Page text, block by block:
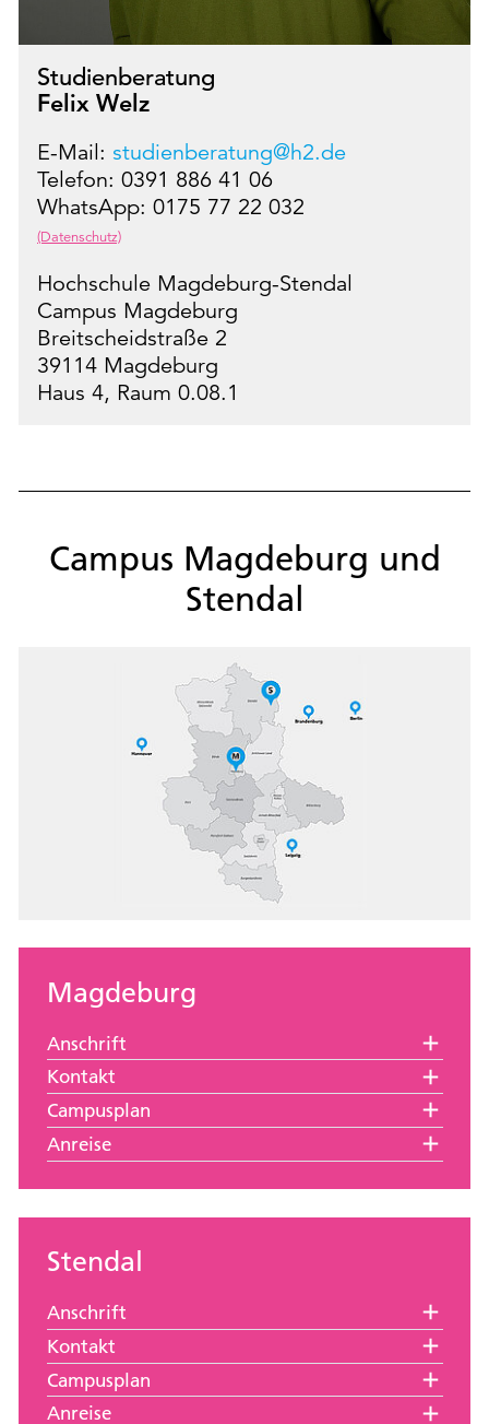
Studienberatung
Felix Welz
E-Mail: studienberatung@h2.de
Telefon: 0391 886 41 06
WhatsApp: 0175 77 22 032
(Datenschutz)
Hochschule Magdeburg-Stendal
Campus Magdeburg
Breitscheidstraße 2
39114 Magdeburg
Haus 4, Raum 0.08.1
Campus Magdeburg und
Stendal
Magdeburg
Anschrift
Kontakt
Campusplan
Anreise
Stendal
Anschrift
Kontakt
Campusplan
Anreise